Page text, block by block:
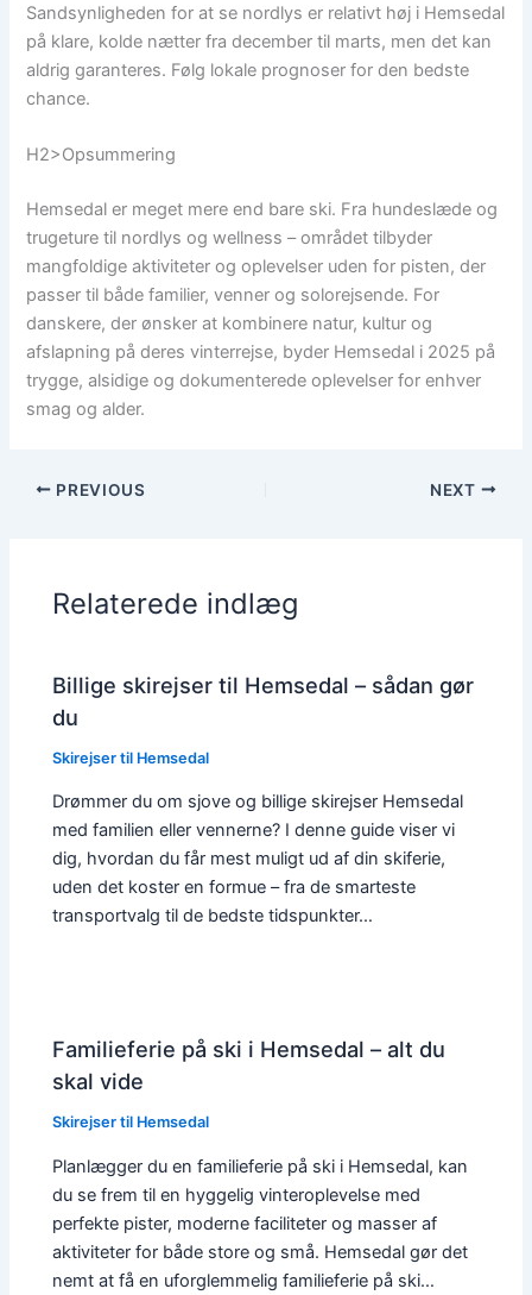
Sandsynligheden for at se nordlys er relativt høj i Hemsedal
på klare, kolde nætter fra december til marts, men det kan
aldrig garanteres. Følg lokale prognoser for den bedste
chance.
H2>Opsummering
Hemsedal er meget mere end bare ski. Fra hundeslæde og
trugeture til nordlys og wellness – området tilbyder
mangfoldige aktiviteter og oplevelser uden for pisten, der
passer til både familier, venner og solorejsende. For
danskere, der ønsker at kombinere natur, kultur og
afslapning på deres vinterrejse, byder Hemsedal i 2025 på
trygge, alsidige og dokumenterede oplevelser for enhver
smag og alder.
PREVIOUS NEXT
Relaterede indlæg
Billige skirejser til Hemsedal – sådan gør
du
Skirejser til Hemsedal
Drømmer du om sjove og billige skirejser Hemsedal
med familien eller vennerne? I denne guide viser vi
dig, hvordan du får mest muligt ud af din skiferie,
uden det koster en formue – fra de smarteste
transportvalg til de bedste tidspunkter…
Familieferie på ski i Hemsedal – alt du
skal vide
Skirejser til Hemsedal
Planlægger du en familieferie på ski i Hemsedal, kan
du se frem til en hyggelig vinteroplevelse med
perfekte pister, moderne faciliteter og masser af
aktiviteter for både store og små. Hemsedal gør det
nemt at få en uforglemmelig familieferie på ski…